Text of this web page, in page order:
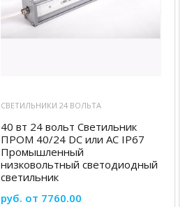
СВЕТИЛЬНИКИ 24 ВОЛЬТА
40 вт 24 вольт Светильник
ПРОМ 40/24 DC или AC IP67
Промышленный
низковольтный светодиодный
светильник
руб. от 7760.00